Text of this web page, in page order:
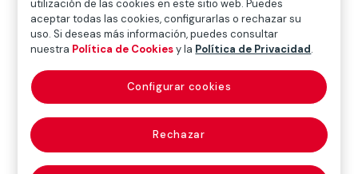
prevención de
incendios (fire
prevention
technical rule)
utilización de las cookies en este sitio web. Puedes
aceptar todas las cookies, configurarlas o rechazar su
uso. Si deseas más información, puedes consultar
nuestra Política de Cookiesy la Política de Privacidad.
Rechazar
Configurar cookies